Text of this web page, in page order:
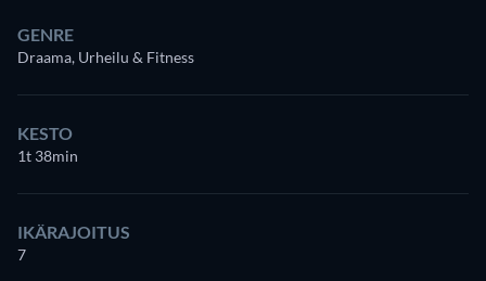
GENRE
Draama, Urheilu & Fitness
KESTO
1t 38min
IKÄRAJOITUS
7